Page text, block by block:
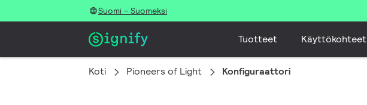
Suomi - Suomeksi
Tuotteet Käyttökohteet
Koti Pioneers of Light Konfiguraattori